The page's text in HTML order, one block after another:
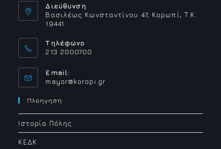
Διεύθυνση
Βασιλέως Κωνσταντίνου 47, Κορωπί, Τ.Κ.
19441
Τηλέφωνο
213 2000700
Email:
mayor@koropi.grOpens
Πλοηγηση
Ιστορία Πόλης
ΚΕΔΚ